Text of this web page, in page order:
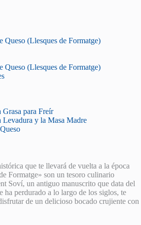
Queso (Llesques de Formatge)
Queso (Llesques de Formatge)
Grasa para Freír
Levadura y la Masa Madre
que te llevará de vuelta a la época
Formatge» son un tesoro culinario
Soví, un antiguo manuscrito que data del
ha perdurado a lo largo de los siglos, te
de un delicioso bocado crujiente con